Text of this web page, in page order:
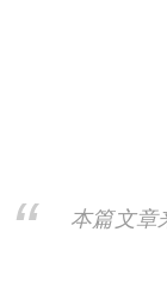
本篇文章